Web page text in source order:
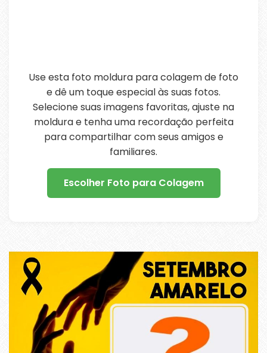
Use esta foto moldura para colagem de foto
e dê um toque especial às suas fotos.
Selecione suas imagens favoritas, ajuste na
moldura e tenha uma recordação perfeita
para compartilhar com seus amigos e
familiares.
Escolher Foto para Colagem